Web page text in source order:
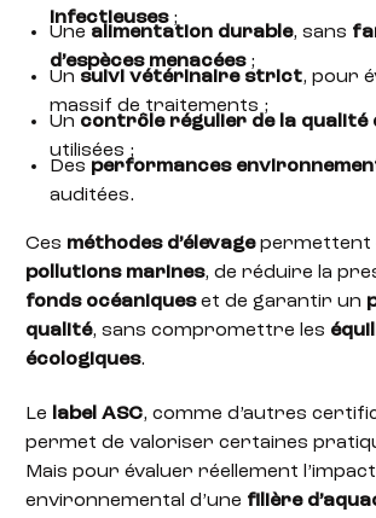
infectieuses;
Une alimentation durable, sans
d’espèces menacées;
Un suivi vétérinaire strict, pour
massif de traitements ;
Un contrôle régulier de la qualité
utilisées ;
Des performances
auditées.
Ces méthodes d’élevagepermettent
pollutions marines, de réduire la
fonds océaniqueset de garantir un
qualité, sans compromettre les
écologiques.
Le label ASC, comme d’autres
permet de valoriser certaines
Mais pour évaluer réellement l’impact
environnemental d’une filière